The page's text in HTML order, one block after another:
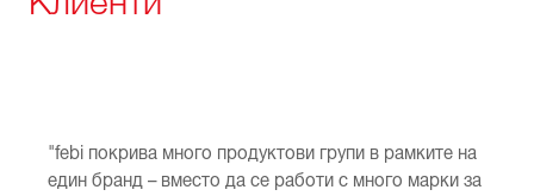
"febi покрива много продуктови групи в рамките на
един бранд – вместо да се работи с много марки за